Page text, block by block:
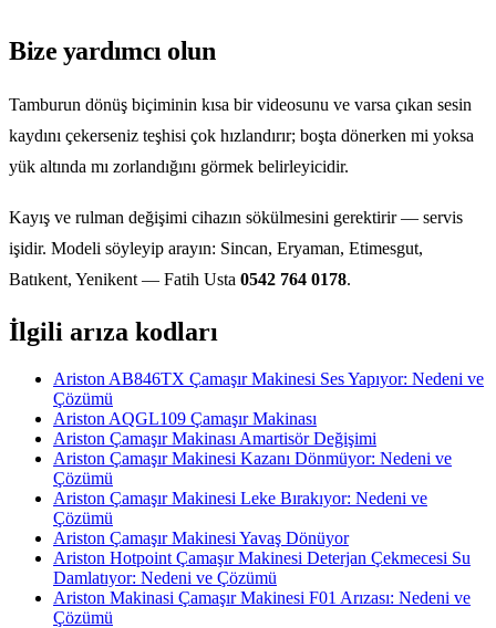
Bize yardımcı olun
Tamburun dönüş biçiminin kısa bir videosunu ve varsa çıkan sesin
kaydını çekerseniz teşhisi çok hızlandırır; boşta dönerken mi yoksa
yük altında mı zorlandığını görmek belirleyicidir.
Kayış ve rulman değişimi cihazın sökülmesini gerektirir — servis
işidir. Modeli söyleyip arayın: Sincan, Eryaman, Etimesgut,
Batıkent, Yenikent — Fatih Usta 0542 764 0178.
İlgili arıza kodları
Ariston AB846TX Çamaşır Makinesi Ses Yapıyor: Nedeni ve
Çözümü
Ariston AQGL109 Çamaşır Makinası
Ariston Çamaşır Makinası Amartisör Değişimi
Ariston Çamaşır Makinesi Kazanı Dönmüyor: Nedeni ve
Çözümü
Ariston Çamaşır Makinesi Leke Bırakıyor: Nedeni ve
Çözümü
Ariston Çamaşır Makinesi Yavaş Dönüyor
Ariston Hotpoint Çamaşır Makinesi Deterjan Çekmecesi Su
Damlatıyor: Nedeni ve Çözümü
Ariston Makinasi Çamaşır Makinesi F01 Arızası: Nedeni ve
Çözümü